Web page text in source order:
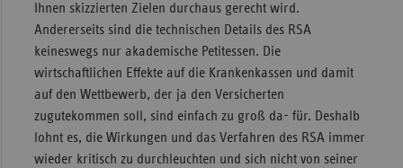
Ihnen skizzierten Zielen durchaus gerecht wird.
Andererseits sind die technischen Details des RSA
keineswegs nur akademische Petitessen. Die
wirtschaftlichen Effekte auf die Krankenkassen und damit
auf den Wettbewerb, der ja den Versicherten
zugutekommen soll, sind einfach zu groß da- für. Deshalb
lohnt es, die Wirkungen und das Verfahren des RSA immer
wieder kritisch zu durchleuchten und sich nicht von seiner